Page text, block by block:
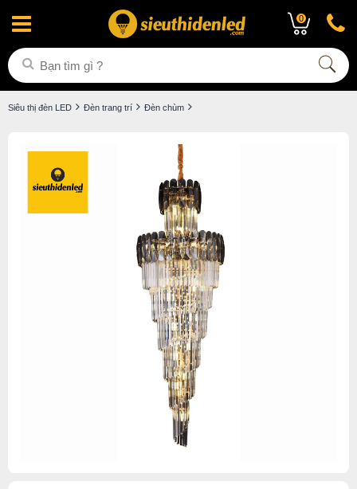
0
Siêu thị đèn LED Đèn trang trí Đèn chùm